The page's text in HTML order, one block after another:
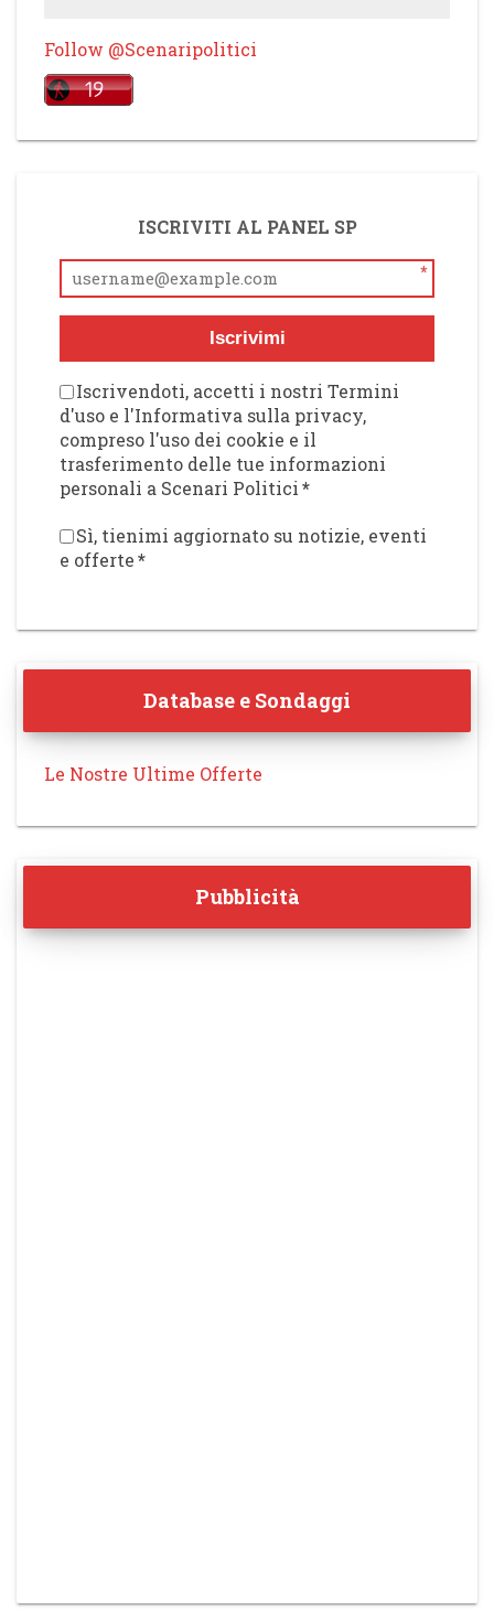
Follow @Scenaripolitici
ISCRIVITI AL PANEL SP
*
Iscrivimi
Iscrivendoti, accetti i nostri Termini
d'uso e l'Informativa sulla privacy,
compreso l'uso dei cookie e il
trasferimento delle tue informazioni
personali a Scenari Politici*
Sì, tienimi aggiornato su notizie, eventi
e offerte*
Database e Sondaggi
Le Nostre Ultime Offerte
Pubblicità